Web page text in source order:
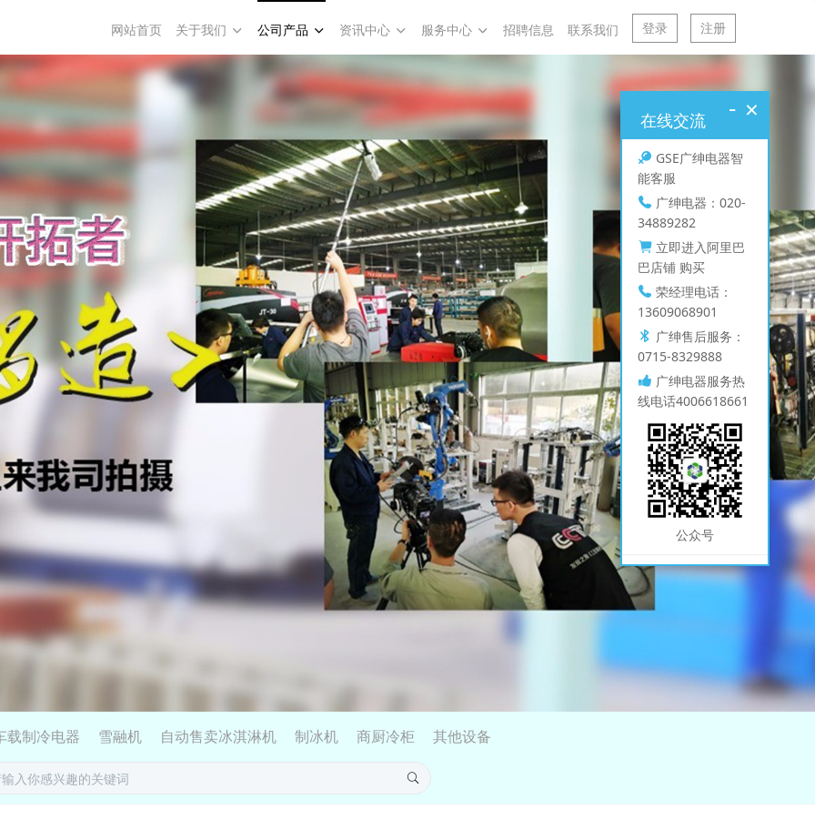
登录 注册
网站首页 关于我们 公司产品 资讯中心 服务中心 招聘信息 联系我们
载制冷电器 雪融机 自动售卖冰淇淋机 制冰机 商厨冷柜 其他设备
×
-
在线交流
GSE广绅电器智
能客服
广绅电器：020-
34889282
立即进入阿里巴
巴店铺 购买
荣经理电话：
13609068901
广绅售后服务：
0715-8329888
广绅电器服务热
线电话4006618661
公众号